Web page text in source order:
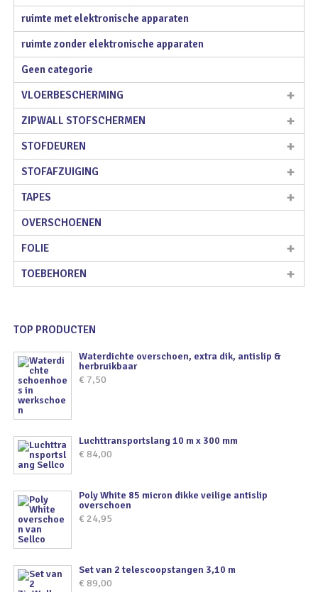
ruimte met elektronische apparaten
ruimte zonder elektronische apparaten
Geen categorie
VLOERBESCHERMING
ZIPWALL STOFSCHERMEN
STOFDEUREN
STOFAFZUIGING
TAPES
OVERSCHOENEN
FOLIE
TOEBEHOREN
TOP PRODUCTEN
Waterdichte overschoen, extra dik, antislip &
herbruikbaar
€ 7,50
Luchttransportslang 10 m x 300 mm
€ 84,00
Poly White 85 micron dikke veilige antislip
overschoen
€ 24,95
Set van 2 telescoopstangen 3,10 m
€ 89,00